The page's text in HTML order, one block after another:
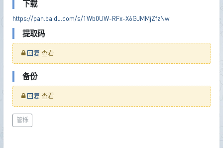
下载
https://pan.baidu.com/s/1Wb0UW-RFx-X6GJMMjZfzNw
提取码
回复 查看
备份
回复 查看
管栎